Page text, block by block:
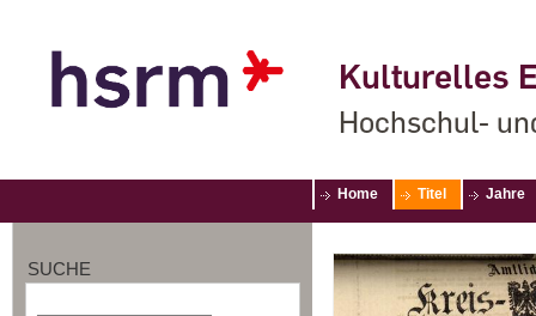
Kulturelles
Hochschul-
Home Titel Jahre
SUCHE